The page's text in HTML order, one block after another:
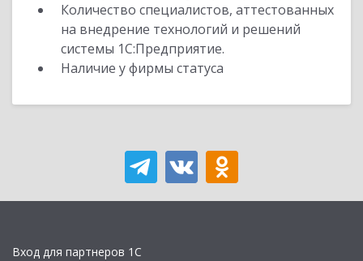
Количество специалистов, аттестованных
на внедрение технологий и решений
системы 1С:Предприятие.
Наличие у фирмы статуса
Вход для партнеров 1С